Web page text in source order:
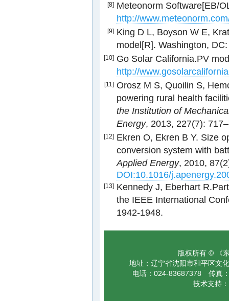
[8] Meteonorm Software[EB/
http://
[9] King D L, Boyson W E,
model[R]. Washington,
[10] Go Solar California.PV
http://
[11] Orosz M S, Quoilin S,
powering rural health
the Institution of
Energy, 2013, 227(7):
[12] Ekren O, Ekren B Y. Size
conversion system with
Applied Energy, 2010,
DOI:10.1016/
[13] Kennedy J, Eberhart
the IEEE International
1942-1948.